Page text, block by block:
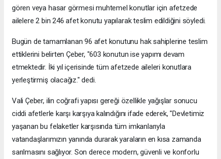
gören veya hasar görmesi muhtemel konutlar için afetzede
ailelere 2 bin 246 afet konutu yapılarak teslim edildiğini söyledi.
Bugün de tamamlanan 96 afet konutunu hak sahiplerine teslim
ettiklerini belirten Çeber, "603 konutun ise yapımı devam
etmektedir. İki yıl içerisinde tüm afetzede aileleri konutlara
yerleştirmiş olacağız." dedi.
Vali Çeber, ilin coğrafi yapısı gereği özellikle yağışlar sonucu
ciddi afetlerle karşı karşıya kalındığını ifade ederek, "Devletimiz
yaşanan bu felaketler karşısında tüm imkanlarıyla
vatandaşlarımızın yanında durarak yaraların en kısa zamanda
sarılmasını sağlıyor. Son derece modern, güvenli ve konforlu